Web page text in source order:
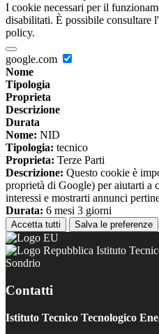
I cookie necessari per il
disabilitati. È possibile consultare
policy.
google.com
Nome
Tipologia
Proprieta
Descrizione
Durata
Nome: NID
Tipologia: tecnico
Proprieta: Terze Parti
Descrizione: Questo cookie è
proprietà di Google) per aiutarti a
interessi e mostrarti annunci
Durata: 6 mesi 3 giorni
Accetta tutti Salva le preferenze
Istituto
Sondrio
Contatti
Istituto Tecnico Tecnologico